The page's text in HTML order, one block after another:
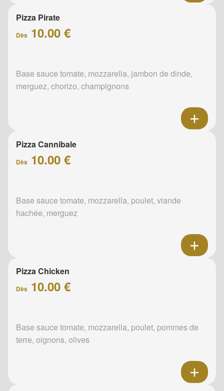
Pizza Pirate
Dès 10.00 €
Base sauce tomate, mozzarella, jambon de dinde,
merguez, chorizo, champignons
Pizza Cannibale
Dès 10.00 €
Base sauce tomate, mozzarella, poulet, viande
hachée, merguez
Pizza Chicken
Dès 10.00 €
Base sauce tomate, mozzarella, poulet, pommes de
terre, oignons, olives